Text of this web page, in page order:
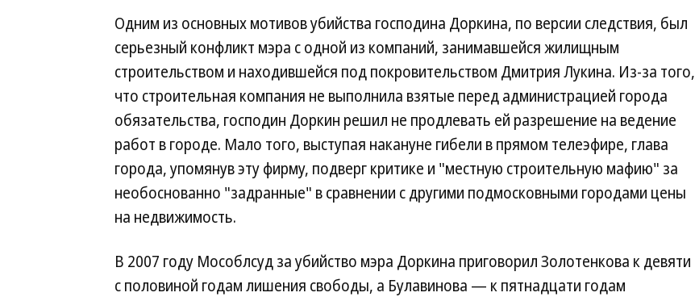
Одним из основных мотивов убийства господина Доркина, по версии следствия, был
серьезный конфликт мэра с одной из компаний, занимавшейся жилищным
строительством и находившейся под покровительством Дмитрия Лукина. Из-за того,
что строительная компания не выполнила взятые перед администрацией города
обязательства, господин Доркин решил не продлевать ей разрешение на ведение
работ в городе. Мало того, выступая накануне гибели в прямом телеэфире, глава
города, упомянув эту фирму, подверг критике и "местную строительную мафию" за
необоснованно "задранные" в сравнении с другими подмосковными городами цены
на недвижимость.
В 2007 году Мособлсуд за убийство мэра Доркина приговорил Золотенкова к девяти
с половиной годам лишения свободы, а Булавинова — к пятнадцати годам